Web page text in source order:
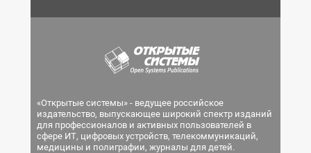
«Открытые системы» - ведущее российское
издательство, выпускающее широкий спектр изданий
для профессионалов и активных пользователей в
сфере ИТ, цифровых устройств, телекоммуникаций,
медицины и полиграфии, журналы для детей.